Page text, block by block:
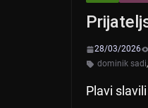
28/03/2026
dominik sadi,
Plavi